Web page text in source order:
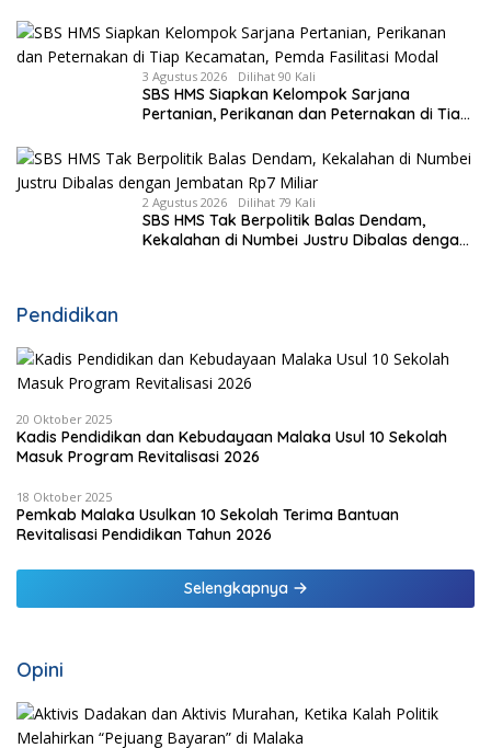
3 Agustus 2026 Dilihat 90 Kali
SBS HMS Siapkan Kelompok Sarjana
Pertanian, Perikanan dan Peternakan di Tiap
2 Agustus 2026 Dilihat 79 Kali
SBS HMS Tak Berpolitik Balas Dendam,
Kekalahan di Numbei Justru Dibalas dengan
Pendidikan
20 Oktober 2025
Kadis Pendidikan dan Kebudayaan Malaka Usul 10 Sekolah
Masuk Program Revitalisasi 2026
18 Oktober 2025
Pemkab Malaka Usulkan 10 Sekolah Terima Bantuan
Revitalisasi Pendidikan Tahun 2026
Selengkapnya
Opini